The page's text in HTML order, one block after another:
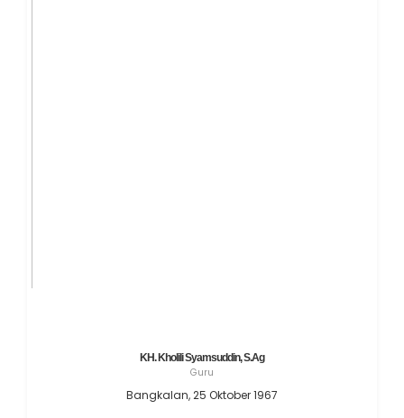
KH. Kholili Syamsuddin, S.Ag
Guru
Bangkalan, 25 Oktober 1967